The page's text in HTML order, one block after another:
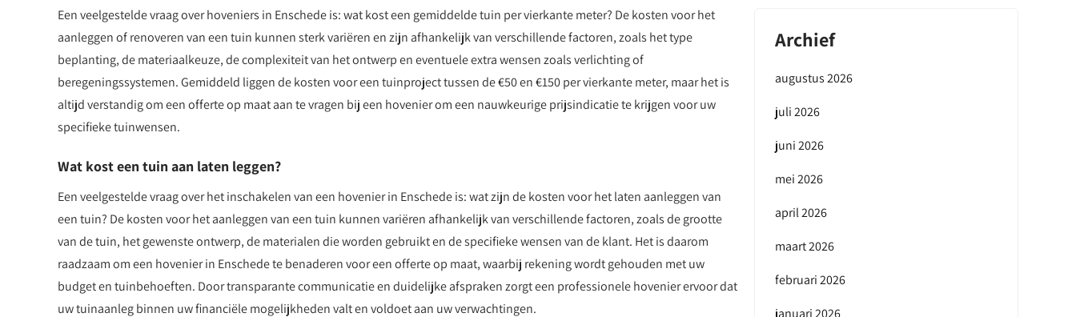
Een veelgestelde vraag over hoveniers in Enschede is: wat kost een gemiddelde tuin per vierkante meter? De kosten voor het
aanleggen of renoveren van een tuin kunnen sterk variëren en zijn afhankelijk van verschillende factoren, zoals het type
beplanting, de materiaalkeuze, de complexiteit van het ontwerp en eventuele extra wensen zoals verlichting of
beregeningssystemen. Gemiddeld liggen de kosten voor een tuinproject tussen de €50 en €150 per vierkante meter, maar het is
altijd verstandig om een offerte op maat aan te vragen bij een hovenier om een nauwkeurige prijsindicatie te krijgen voor uw
specifieke tuinwensen.
Wat kost een tuin aan laten leggen?
Een veelgestelde vraag over het inschakelen van een hovenier in Enschede is: wat zijn de kosten voor het laten aanleggen van
een tuin? De kosten voor het aanleggen van een tuin kunnen variëren afhankelijk van verschillende factoren, zoals de grootte
van de tuin, het gewenste ontwerp, de materialen die worden gebruikt en de specifieke wensen van de klant. Het is daarom
raadzaam om een hovenier in Enschede te benaderen voor een offerte op maat, waarbij rekening wordt gehouden met uw
budget en tuinbehoeften. Door transparante communicatie en duidelijke afspraken zorgt een professionele hovenier ervoor dat
uw tuinaanleg binnen uw financiële mogelijkheden valt en voldoet aan uw verwachtingen.
Archief
augustus 2026
juli 2026
juni 2026
mei 2026
april 2026
maart 2026
februari 2026
januari 2026